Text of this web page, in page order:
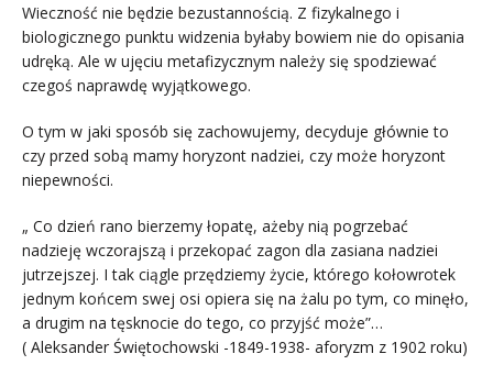
Wieczność nie będzie bezustannością. Z fizykalnego i
biologicznego punktu widzenia byłaby bowiem nie do opisania
udręką. Ale w ujęciu metafizycznym należy się spodziewać
czegoś naprawdę wyjątkowego.
O tym w jaki sposób się zachowujemy, decyduje głównie to
czy przed sobą mamy horyzont nadziei, czy może horyzont
niepewności.
„ Co dzień rano bierzemy łopatę, ażeby nią pogrzebać
nadzieję wczorajszą i przekopać zagon dla zasiana nadziei
jutrzejszej. I tak ciągle przędziemy życie, którego kołowrotek
jednym końcem swej osi opiera się na żalu po tym, co minęło,
a drugim na tęsknocie do tego, co przyjść może”…
( Aleksander Świętochowski -1849-1938- aforyzm z 1902 roku)